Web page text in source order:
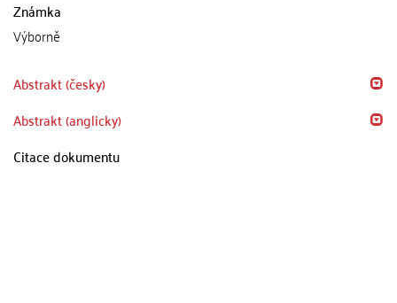
Známka
Výborně
Abstrakt (česky)
Abstrakt (anglicky)
Citace dokumentu